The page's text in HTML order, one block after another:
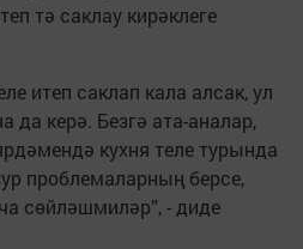
тә саклау кирәклеге
итеп саклап кала алсак, ул
да керә. Безгә ата-аналар,
кухня теле турында
проблемаларның берсе,
сөйләшмиләр”, - диде